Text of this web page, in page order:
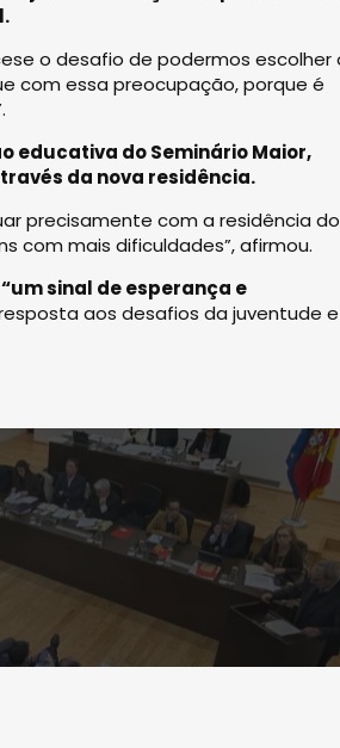
o desafio de podermos escolher
com essa preocupação, porque é
educativa do Seminário Maior,
da nova residência.
precisamente com a residência do
com mais dificuldades”, afirmou.
“um sinal de esperança e
aos desafios da juventude